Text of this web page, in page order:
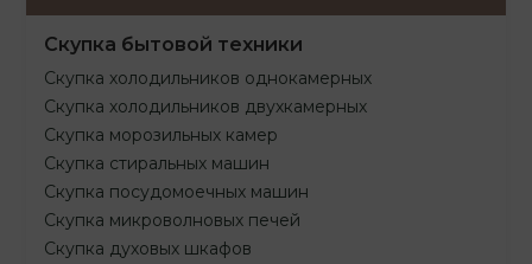
Скупка бытовой техники
Скупка холодильников однокамерных
Скупка холодильников двухкамерных
Скупка морозильных камер
Скупка стиральных машин
Скупка посудомоечных машин
Скупка микроволновых печей
Скупка духовых шкафов